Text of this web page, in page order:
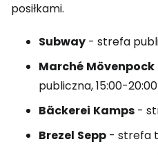
posiłkami.
Subway - strefa
Marché Mövenpock
publiczna, 15:00-20:00
Bäckerei Kamps -
Brezel Sepp - strefa